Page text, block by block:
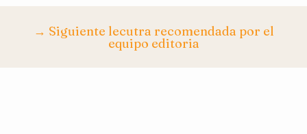
→ Siguiente lecutra recomendada por el
equipo editoria